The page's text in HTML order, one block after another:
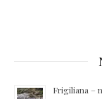
Frigiliana –